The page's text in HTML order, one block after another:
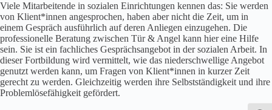
Viele Mitarbeitende in sozialen Einrichtungen kennen das: Sie werden
von Klient*innen angesprochen, haben aber nicht die Zeit, um in
einem Gespräch ausführlich auf deren Anliegen einzugehen. Die
professionelle Beratung zwischen Tür & Angel kann hier eine Hilfe
sein. Sie ist ein fachliches Gesprächsangebot in der sozialen Arbeit. In
dieser Fortbildung wird vermittelt, wie das niederschwellige Angebot
genutzt werden kann, um Fragen von Klient*innen in kurzer Zeit
gerecht zu werden. Gleichzeitig werden ihre Selbstständigkeit und ihre
Problemlösefähigkeit gefördert.